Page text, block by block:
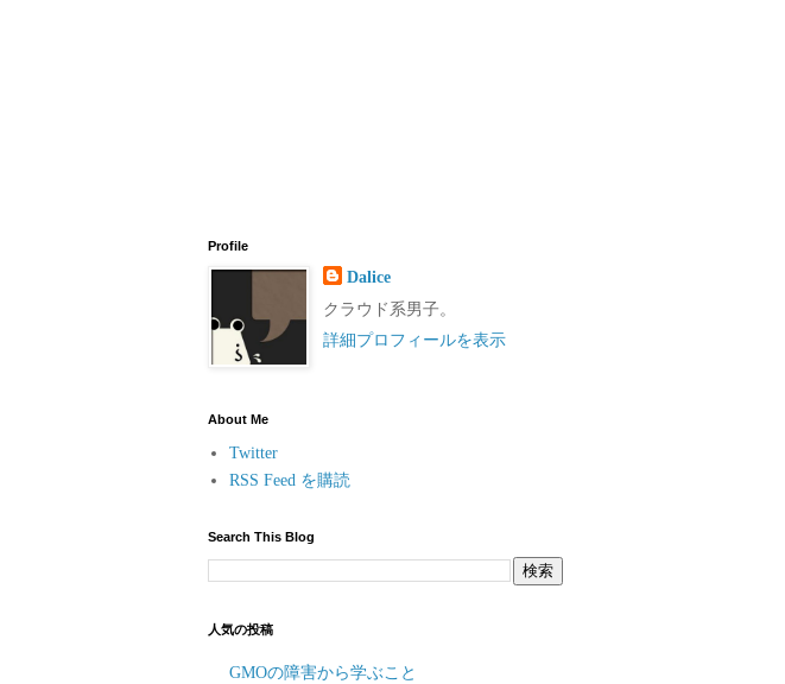
Profile
Dalice
クラウド系男子。
詳細プロフィールを表示
About Me
Twitter
RSS Feed を購読
Search This Blog
人気の投稿
GMOの障害から学ぶこと